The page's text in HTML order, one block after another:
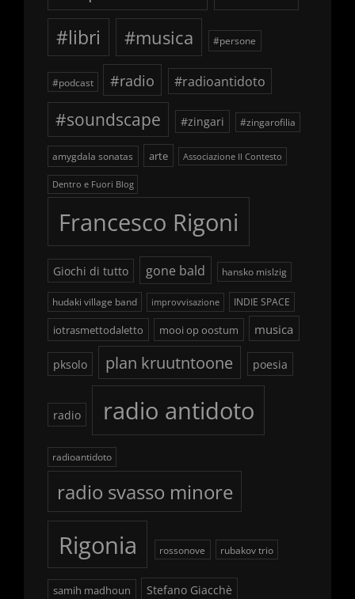
#libri
#musica #persone
#podcast #radio #radioantidoto
#soundscape #zingari #zingarofilia
amygdala sonatas arte Associazione Il Contesto
Dentro e Fuori Blog
Francesco Rigoni
Giochi di tutto gone bald hansko mislzig
hudaki village band improvvisazione INDIE SPACE
iotrasmettodaletto mooi op oostum musica
pksolo plan kruutntoone poesia
radio radio antidoto
radioantidoto
radio svasso minore
Rigonia rossonove rubakov trio
samih madhoun Stefano Giacchè